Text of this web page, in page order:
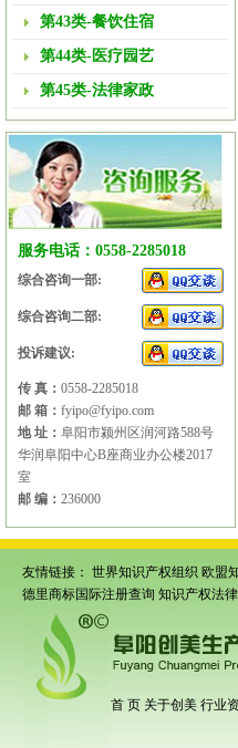
第43类-餐饮住宿
第44类-医疗园艺
第45类-法律家政
服务电话：0558-2285018
综合咨询一部:
综合咨询二部:
投诉建议:
传 真： 0558-2285018
邮 箱： fyipo@fyipo.com
地 址： 阜阳市颍州区润河路588号
华润阜阳中心B座商业办公楼2017
室
邮 编： 236000
友情链接： 世界知识产权组织 欧盟
德里商标国际注册查询 知识产权法
首 页 关于创美 行业